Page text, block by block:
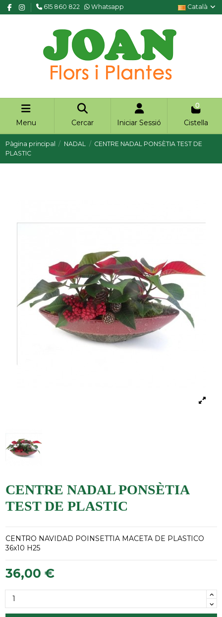
615 860 822 Whatsapp Català
Menu Cercar Iniciar Sessió
0
Cistella
Pàgina principal NADAL
CENTRE NADAL PONSÈTIA TEST DE
PLASTIC
CENTRE NADAL PONSÈTIA
TEST DE PLASTIC
CENTRO NAVIDAD POINSETTIAMACETA DE PLASTICO
36x10 H25
36,00 €